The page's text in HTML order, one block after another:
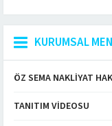
KURUMSAL
ÖZ SEMA NAKLIYAT
TANITIM VIDEOSU